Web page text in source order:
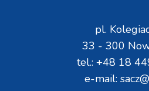
pl.
33 - 300
tel.: +48 18
e-mail: